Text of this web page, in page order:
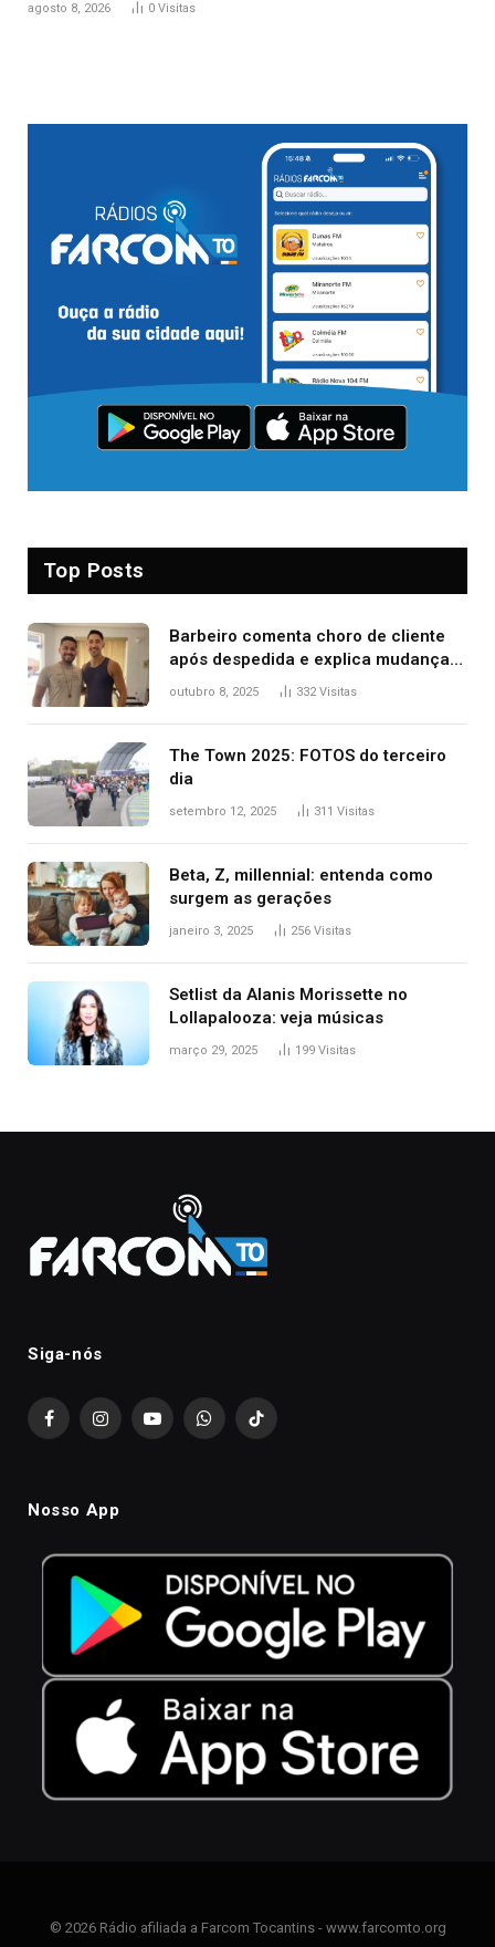
agosto 8, 2026 0 Visitas
Top Posts
Barbeiro comenta choro de cliente
após despedida e explica mudança
para o TO: ‘Não esperava atingir
outubro 8, 2025 332Visitas
The Town 2025: FOTOS do terceiro
dia
setembro 12, 2025 311 Visitas
Beta, Z, millennial: entenda como
surgem as gerações
janeiro 3, 2025 256 Visitas
Setlist da Alanis Morissette no
Lollapalooza: veja músicas
março 29, 2025 199 Visitas
Siga-nós
FacebookInstagramYouTubeWhatsAppTikTok
Nosso App
© 2026 Rádio afiliada a Farcom Tocantins - www.farcomto.org